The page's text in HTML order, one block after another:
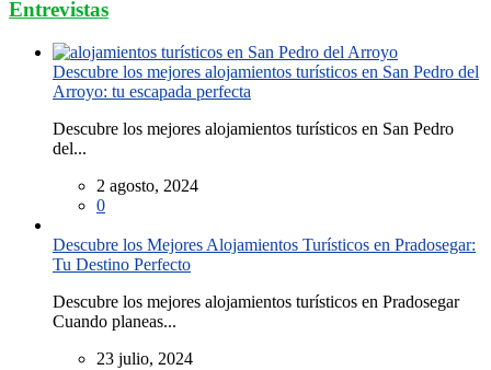
Entrevistas
Descubre los mejores alojamientos turísticos en San Pedro del
Arroyo: tu escapada perfecta
Descubre los mejores alojamientos turísticos en San Pedro
del...
2 agosto, 2024
0
Descubre los Mejores Alojamientos Turísticos en Pradosegar:
Tu Destino Perfecto
Descubre los mejores alojamientos turísticos en Pradosegar
Cuando planeas...
23 julio, 2024